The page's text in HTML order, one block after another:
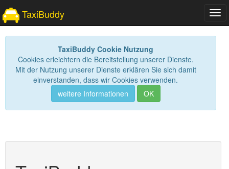
TaxiBuddy
TaxiBuddy Cookie Nutzung
Cookies erleichtern die Bereitstellung unserer Dienste.
Mit der Nutzung unserer Dienste erklären Sie sich damit
einverstanden, dass wir Cookies verwenden.
weitere Informationen
OK